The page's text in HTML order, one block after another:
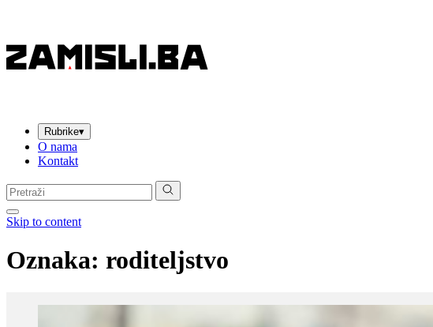
Rubrike▾
O nama
Kontakt
Pretraga:
Skip to content
Oznaka: roditeljstvo